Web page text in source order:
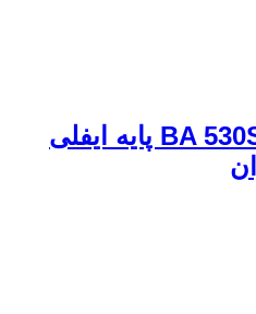
صندلی بامبو کد BA 530S پایه ایفلی